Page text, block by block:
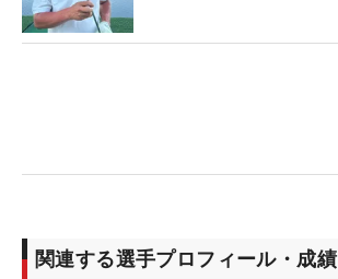
関連する選手プロフィール・成績